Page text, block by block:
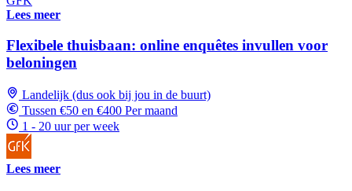
Lees meer
Flexibele thuisbaan: online enquêtes invullen voor
beloningen
Landelijk (dus ook bij jou in de buurt)
Tussen €50 en €400 Per maand
1 - 20 uur per week
Lees meer